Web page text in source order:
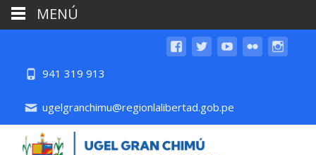
941 319 913
ugelgranchimu@regionlalibertad.gob.pe
MENÚ